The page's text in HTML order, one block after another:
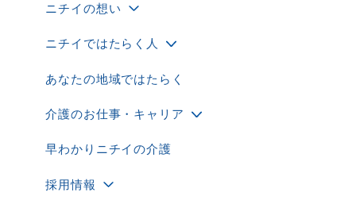
ニチイの想い
ニチイではたらく人
あなたの地域ではたらく
介護のお仕事・キャリア
早わかりニチイの介護
採用情報